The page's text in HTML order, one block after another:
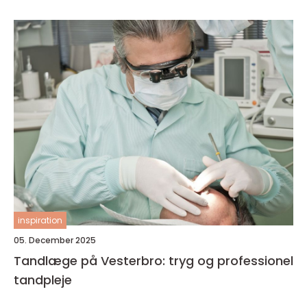
inspiration
05. December 2025
Tandlæge på Vesterbro: tryg og professionel
tandpleje